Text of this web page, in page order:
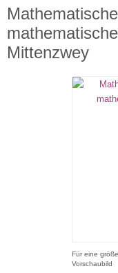
Mittenzwey
Für eine
Vorschaubild